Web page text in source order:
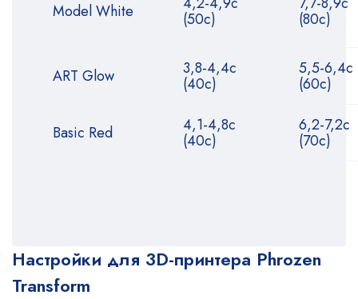
Model White (50с) (80с)
ART Glow 3,8-4,4с
(40с)
5,5-6,4с
(60с)
Basic Red 4,1-4,8с
(40с)
6,2-7,2с
(70с)
Настройки для 3D-принтера Phrozen
Transform